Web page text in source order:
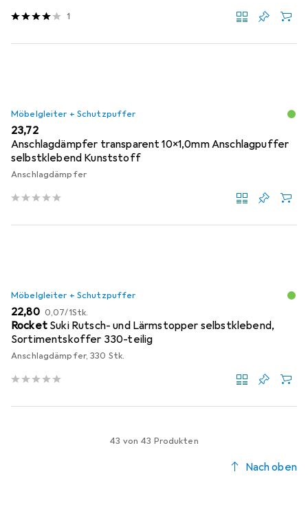
1
Möbelgleiter + Schutzpuffer
EUR
23,72
Anschlagdämpfer transparent 10x1,0mm Anschlagpuffer
selbstklebend Kunststoff
Anschlagdämpfer
Möbelgleiter + Schutzpuffer
EUR
22,80 EUR
0,07/1Stk.
Rocket Suki Rutsch- und Lärmstopper selbstklebend,
Sortimentskoffer 330-teilig
Anschlagdämpfer, 330 Stk.
43 von 43 Produkten
Nach oben